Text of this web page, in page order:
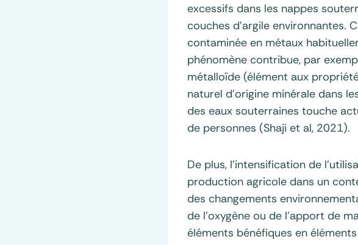
excessifs dans les nappes
couches d’argile environnantes.
contaminée en métaux
phénomène contribue, par
métalloïde (élément aux
naturel d’origine minérale dans
des eaux souterraines touche
de personnes (Shaji et al, 2021).
De plus, l’intensification de
production agricole dans un
des changements
de l’oxygène ou de l’apport de
éléments bénéfiques en